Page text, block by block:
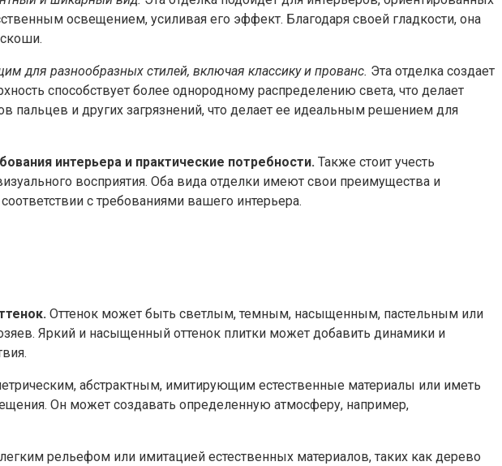
освещением, усиливая его эффект. Благодаря своей гладкости, она
для разнообразных стилей, включая классику и прованс. Эта отделка создает
способствует более однородному распределению света, что делает
пальцев и других загрязнений, что делает ее идеальным решением для
интерьера и практические потребности. Также стоит учесть
восприятия. Оба вида отделки имеют свои преимущества и
с требованиями вашего интерьера.
Оттенок может быть светлым, темным, насыщенным, пастельным или
Яркий и насыщенный оттенок плитки может добавить динамики и
абстрактным, имитирующим естественные материалы или иметь
Он может создавать определенную атмосферу, например,
рельефом или имитацией естественных материалов, таких как дерево